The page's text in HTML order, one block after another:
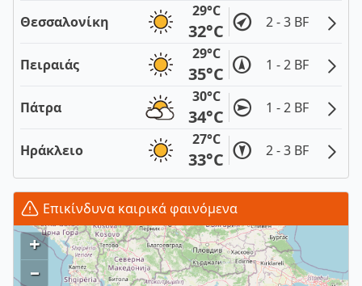
Θεσσαλονίκη
29°C
32°C 2 - 3 BF
Πειραιάς
29°C
35°C 1 - 2 BF
Πάτρα
30°C
34°C 1 - 2 BF
Ηράκλειο
27°C
33°C 2 - 3 BF
Επικίνδυνα καιρικά φαινόμενα
+
–